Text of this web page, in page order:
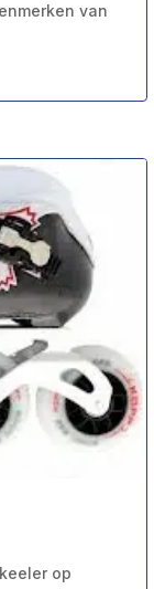
van
op